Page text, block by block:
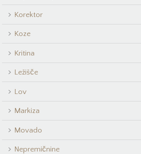
Korektor
Koze
Kritina
Ležišče
Lov
Markiza
Movado
Nepremičnine